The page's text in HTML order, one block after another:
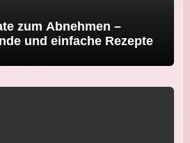
zum Abnehmen –
und einfache Rezepte